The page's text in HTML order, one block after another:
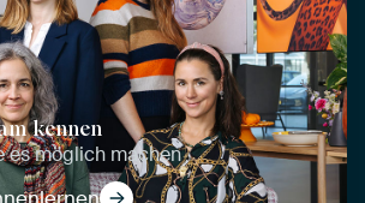
kennen
es möglich machen